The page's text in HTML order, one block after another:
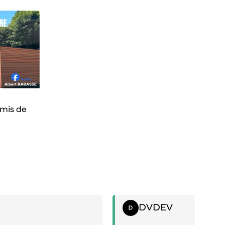
de
Témoignage positif
DVDEV